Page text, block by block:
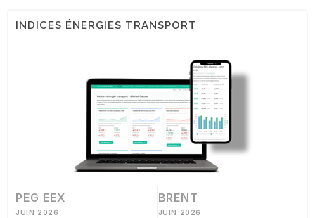
INDICES ÉNERGIES TRANSPORT
PEG EEX
JUIN 2026
BRENT
JUIN 2026